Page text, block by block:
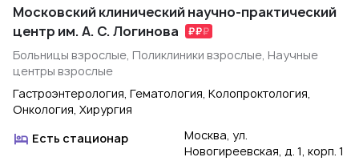
Московский клинический научно-практический
центр им. А. С. Логинова
Больницы взрослые, Поликлиники взрослые, Научные
центры взрослые
Гастроэнтерология, Гематология, Колопроктология,
Онкология, Хирургия
Есть стационар
Москва, ул.
Новогиреевская, д. 1, корп. 1